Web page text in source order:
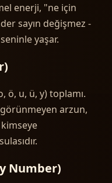
enerji, "ne için
sayın değişmez -
yaşar.
ö, u, ü, y) toplamı.
arzun,
Number)